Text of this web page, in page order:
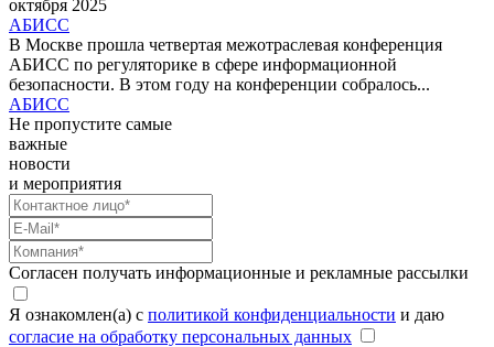
октября 2025
АБИСС
В Москве прошла четвертая межотраслевая конференция
АБИСС по регуляторике в сфере информационной
безопасности. В этом году на конференции собралось...
АБИСС
Не пропустите самые
важные
новости
и мероприятия
Согласен получать информационные и рекламные рассылки
Я ознакомлен(а) с политикой конфиденциальности и даю
согласие на обработку персональных данных